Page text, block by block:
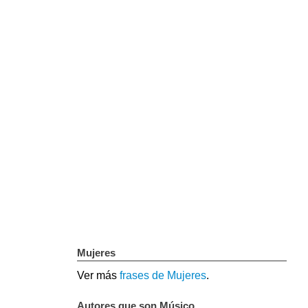
Mujeres
Ver más frases de Mujeres.